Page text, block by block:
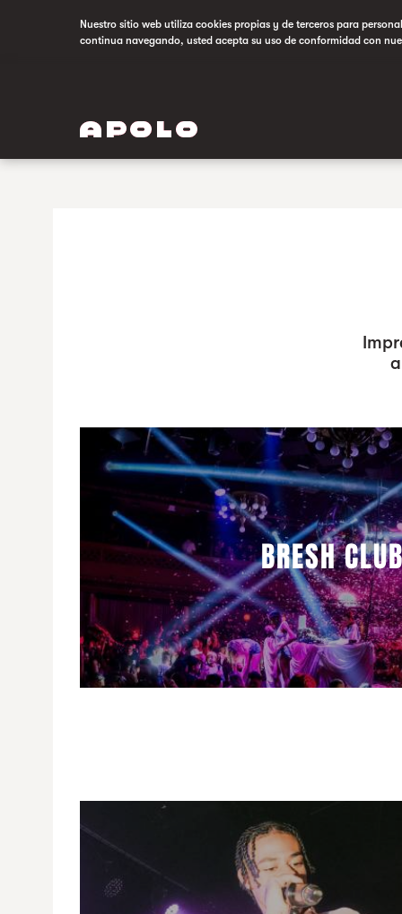
Nuestro sitio web utiliza cookies propias y de terceros para
continua navegando, usted acepta su uso de conformidad con
BRESH